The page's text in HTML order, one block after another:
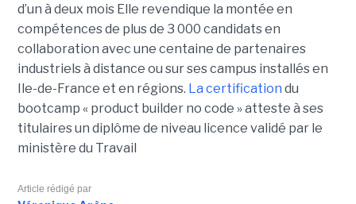
d’un à deux mois Elle revendique la montée en
compétences de plus de 3 000 candidats en
collaboration avec une centaine de partenaires
industriels à distance ou sur ses campus installés en
Ile-de-France et en régions. La certification du
bootcamp « product builder no code » atteste à ses
titulaires un diplôme de niveau licence validé par le
ministère du Travail
Article rédigé par